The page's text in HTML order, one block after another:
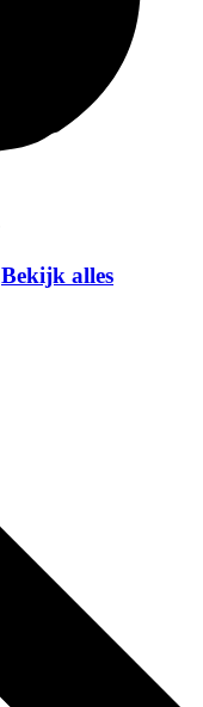
Bekijk alles